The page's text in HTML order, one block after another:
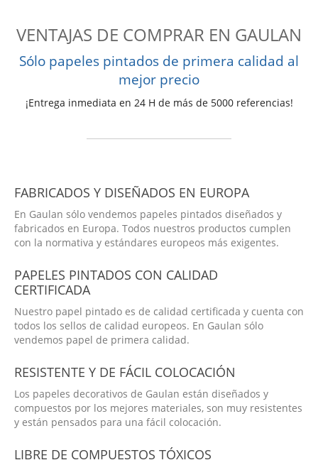
VENTAJAS DE COMPRAR EN GAULAN
Sólo papeles pintados de primera calidad al
mejor precio
¡Entrega inmediata en 24 H de más de 5000 referencias!
FABRICADOS Y DISEÑADOS EN EUROPA
En Gaulan sólo vendemos papeles pintados diseñados y
fabricados en Europa. Todos nuestros productos cumplen
con la normativa y estándares europeos más exigentes.
PAPELES PINTADOS CON CALIDAD
CERTIFICADA
Nuestro papel pintado es de calidad certificada y cuenta con
todos los sellos de calidad europeos. En Gaulan sólo
vendemos papel de primera calidad.
RESISTENTE Y DE FÁCIL COLOCACIÓN
Los papeles decorativos de Gaulan están diseñados y
compuestos por los mejores materiales, son muy resistentes
y están pensados para una fácil colocación.
LIBRE DE COMPUESTOS TÓXICOS